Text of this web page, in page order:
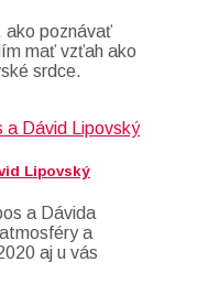
ako poznávať
mať vzťah ako
srdce.
Lipovský
a Dávida
a
aj u vás